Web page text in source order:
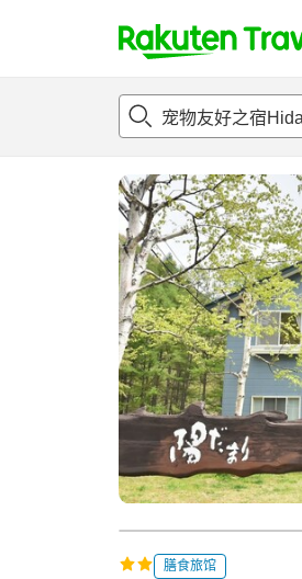
t
p
a
g
e
_
s
e
a
r
c
h
概况 客房及住宿套餐评论
膳食旅馆